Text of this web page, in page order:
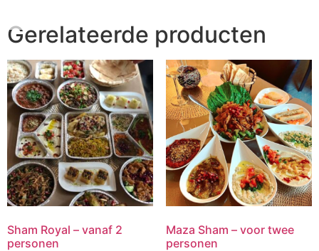
Gerelateerde producten
Sham Royal – vanaf 2
personen
Maza Sham – voor twee
personen